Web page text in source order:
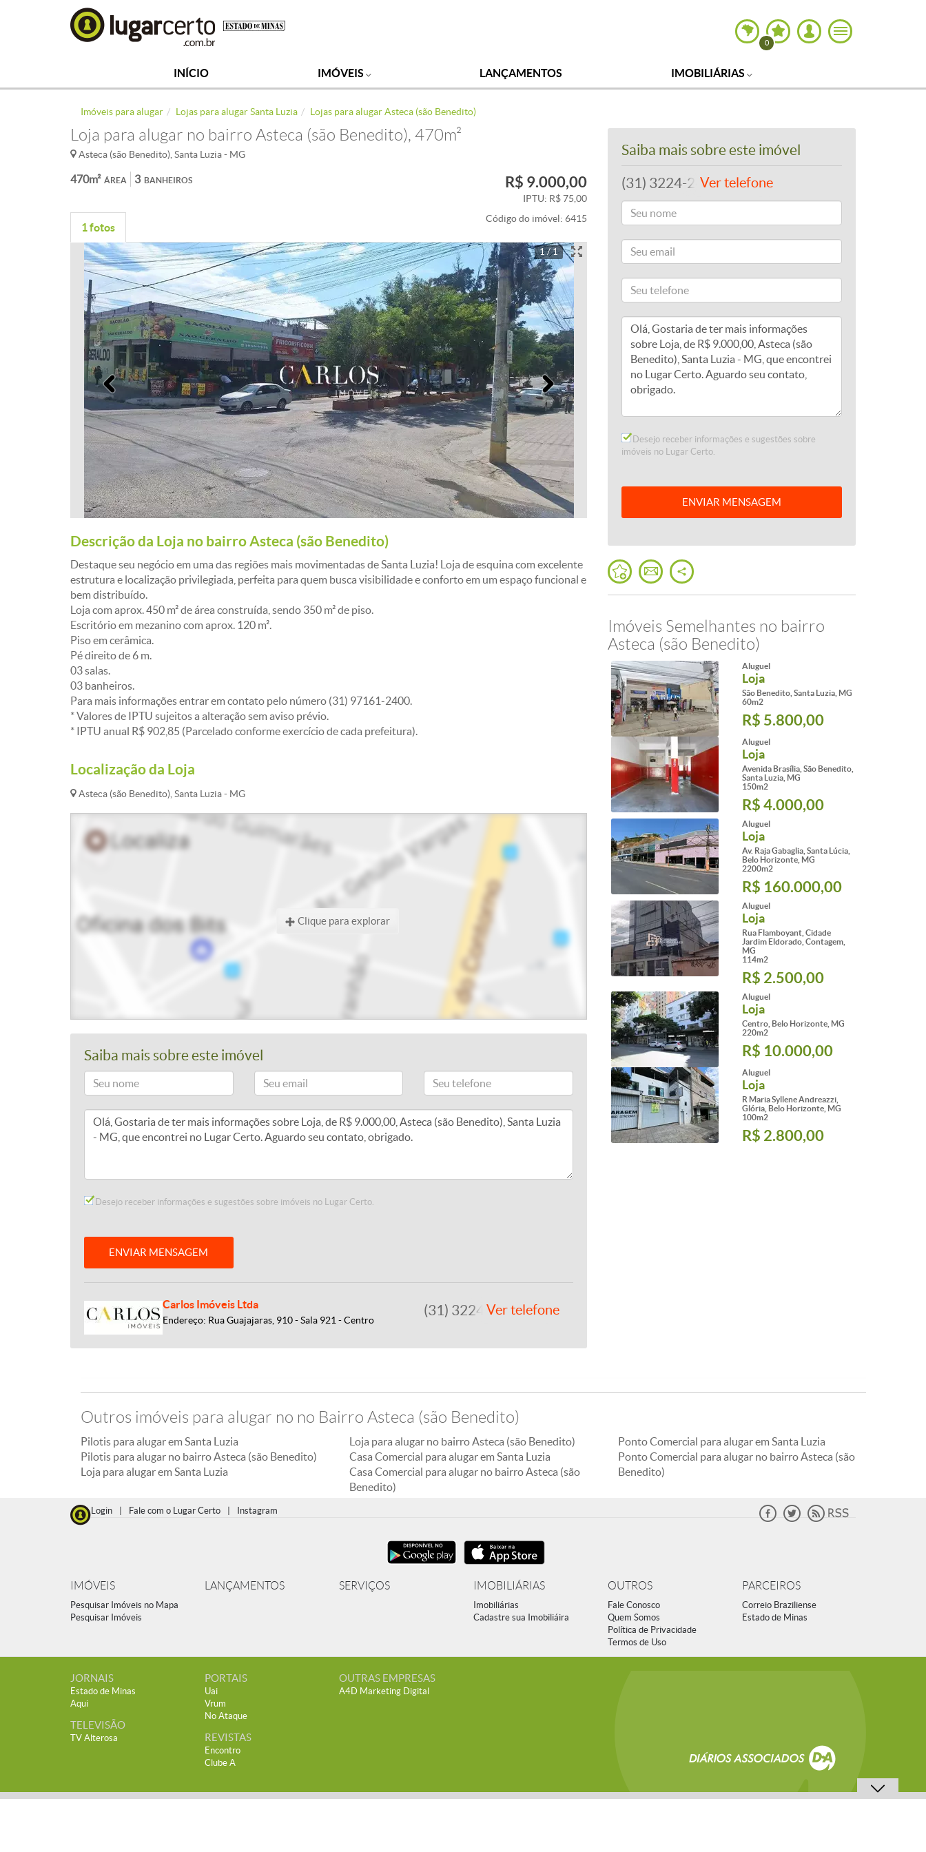
0
INÍCIO IMÓVEIS LANÇAMENTOS IMOBILIÁRIAS
Imóveis para alugar Lojas para alugar Santa Luzia Lojas para alugar Asteca (são Benedito)
Loja para alugar no bairro Asteca (são Benedito), 470m²
Asteca (são Benedito), Santa Luzia - MG
ÁREA
470m² BANHEIROS
3 R$ 9.000,00
IPTU: R$ 75,00
1 fotos
Código do imóvel: 6415
1 / 1
Anterior Próximo
Descrição da Loja no bairro Asteca (são Benedito)
Destaque seu negócio em uma das regiões mais movimentadas de Santa Luzia! Loja de esquina com excelente
estrutura e localização privilegiada, perfeita para quem busca visibilidade e conforto em um espaço funcional e
bem distribuído.
Loja com aprox. 450 m² de área construída, sendo 350 m² de piso.
Escritório em mezanino com aprox. 120 m².
Piso em cerâmica.
Pé direito de 6 m.
03 salas.
03 banheiros.
Para mais informações entrar em contato pelo número (31) 97161-2400.
* Valores de IPTU sujeitos a alteração sem aviso prévio.
* IPTU anual R$ 902,85 (Parcelado conforme exercício de cada prefeitura).
Localização da Loja
Asteca (são Benedito), Santa Luzia - MG
Clique para explorar
Saiba mais sobre este imóvel
Desejo receber informações e sugestões sobre imóveis no Lugar Certo.
ENVIAR MENSAGEM
Carlos Imóveis Ltda
Endereço: Rua Guajajaras, 910 - Sala 921 - Centro
(31) 3224-2400Ver telefone
Saiba mais sobre este imóvel
(31) 3224-2400Ver telefone
Desejo receber informações e sugestões sobre
imóveis no Lugar Certo.
ENVIAR MENSAGEM
Imóveis Semelhantes no bairro
Asteca (são Benedito)
Aluguel
Loja
São Benedito, Santa Luzia, MG
60m2
R$ 5.800,00
Aluguel
Loja
Avenida Brasília, São Benedito,
Santa Luzia, MG
150m2
R$ 4.000,00
Aluguel
Loja
Av. Raja Gabaglia, Santa Lúcia,
Belo Horizonte, MG
2200m2
R$ 160.000,00
Aluguel
Loja
Rua Flamboyant, Cidade
Jardim Eldorado, Contagem,
MG
114m2
R$ 2.500,00
Aluguel
Loja
Centro, Belo Horizonte, MG
220m2
R$ 10.000,00
Aluguel
Loja
R Maria Syllene Andreazzi,
Glória, Belo Horizonte, MG
100m2
R$ 2.800,00
Outros imóveis para alugar no no Bairro Asteca (são Benedito)
Pilotis para alugar em Santa Luzia
Pilotis para alugar no bairro Asteca (são Benedito)
Loja para alugar em Santa Luzia
Loja para alugar no bairro Asteca (são Benedito)
Casa Comercial para alugar em Santa Luzia
Casa Comercial para alugar no bairro Asteca (são
Benedito)
Ponto Comercial para alugar em Santa Luzia
Ponto Comercial para alugar no bairro Asteca (são
Benedito)
Login Fale com o Lugar Certo Instagram
IMÓVEIS
Pesquisar Imóveis no Mapa
Pesquisar Imóveis
LANÇAMENTOS SERVIÇOS IMOBILIÁRIAS
Imobiliárias
Cadastre sua Imobiliáira
OUTROS
Fale Conosco
Quem Somos
Política de Privacidade
Termos de Uso
PARCEIROS
Correio Braziliense
Estado de Minas
JORNAIS
Estado de Minas
Aqui
TELEVISÃO
TV Alterosa
PORTAIS
Uai
Vrum
No Ataque
REVISTAS
Encontro
Clube A
OUTRAS EMPRESAS
A4D Marketing Digital